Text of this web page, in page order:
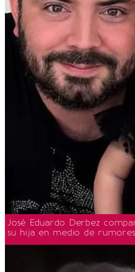
José Eduardo Derbez
su hija en medio de